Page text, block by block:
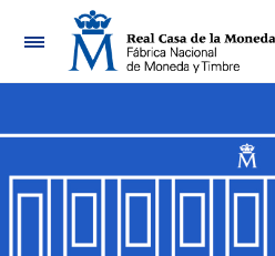
Navegació
Mostra/Amaga